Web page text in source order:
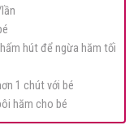
hút để ngừa hăm tối
1 chút với bé
hăm cho bé